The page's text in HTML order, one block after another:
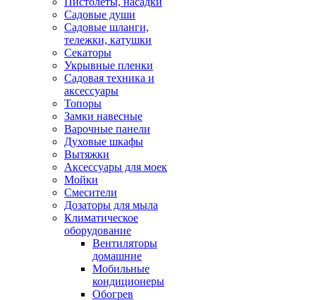
Садовые души
Садовые шланги,
тележки, катушки
Секаторы
Укрывные пленки
Садовая техника и
аксессуары
Топоры
Замки навесные
Варочные панели
Духовые шкафы
Вытяжки
Аксессуары для моек
Мойки
Смесители
Дозаторы для мыла
Климатическое
оборудование
Вентиляторы
домашние
Мобильные
кондиционеры
Обогрев